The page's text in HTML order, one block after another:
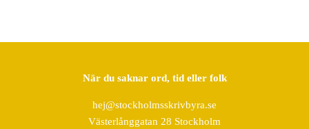
När du saknar ord, tid eller folk
hej@stockholmsskrivbyra.se
Västerlånggatan 28 Stockholm